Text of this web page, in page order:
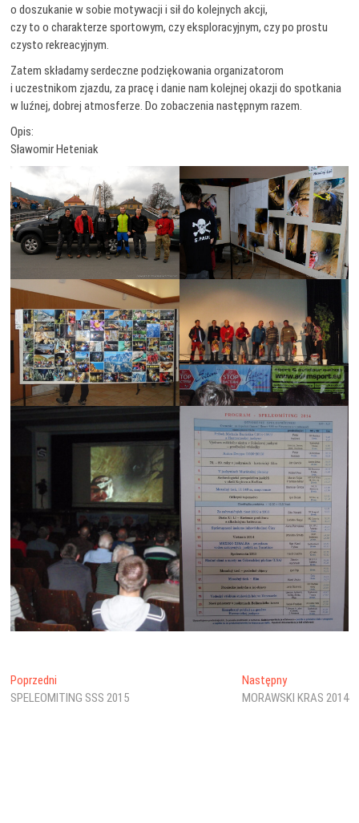
o doszukanie w sobie motywacji i sił do kolejnych akcji,
czy to o charakterze sportowym, czy eksploracyjnym, czy po prostu
czysto rekreacyjnym.
Zatem składamy serdeczne podziękowania organizatorom
i uczestnikom zjazdu, za pracę i danie nam kolejnej okazji do spotkania
w luźnej, dobrej atmosferze. Do zobaczenia następnym razem.
Opis:
Sławomir Heteniak
Nawigacja
wpisu
Poprzedni
wpis:
SPELEOMITING SSS 2015
NastępnyNastępny
wpis:
MORAWSKI KRAS 2014